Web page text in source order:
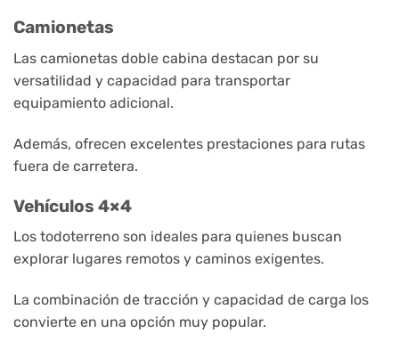
Camionetas
Las camionetas doble cabina destacan por su
versatilidad y capacidad para transportar
equipamiento adicional.
Además, ofrecen excelentes prestaciones para rutas
fuera de carretera.
Vehículos 4×4
Los todoterreno son ideales para quienes buscan
explorar lugares remotos y caminos exigentes.
La combinación de tracción y capacidad de carga los
convierte en una opción muy popular.